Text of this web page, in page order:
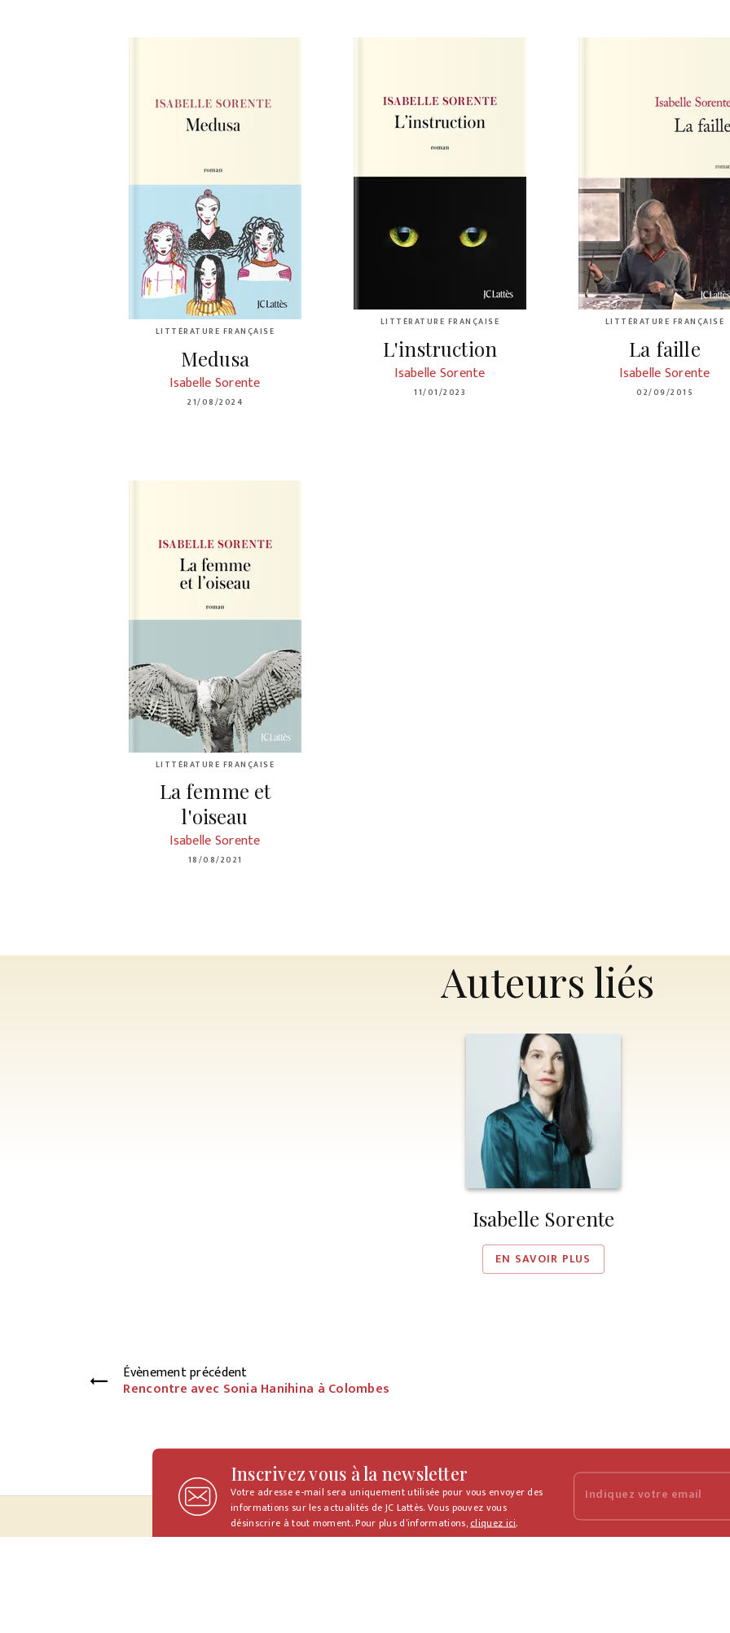
LITTÉRATURE FRANÇAISE
Medusa
Isabelle Sorente
21/08/2024
LITTÉRATURE FRANÇAISE
L'instruction
Isabelle Sorente
11/01/2023
LITTÉRATURE FRANÇAISE
La faille
Isabelle Sorente
02/09/2015
LITTÉRATURE FRANÇAISE
La femme et
l'oiseau
Isabelle Sorente
18/08/2021
Auteurs liés
Isabelle Sorente
EN SAVOIR PLUS
Évènement précédent
Rencontre avec Sonia Hanihina à Colombes
Inscrivez vous à la newsletter
Votre adresse e-mail sera uniquement utilisée pour vous envoyer des
informations sur les actualités de JC Lattès. Vous pouvez vous
désinscrire à tout moment. Pour plus d’informations,cliquez ici.
Indiquez votre email